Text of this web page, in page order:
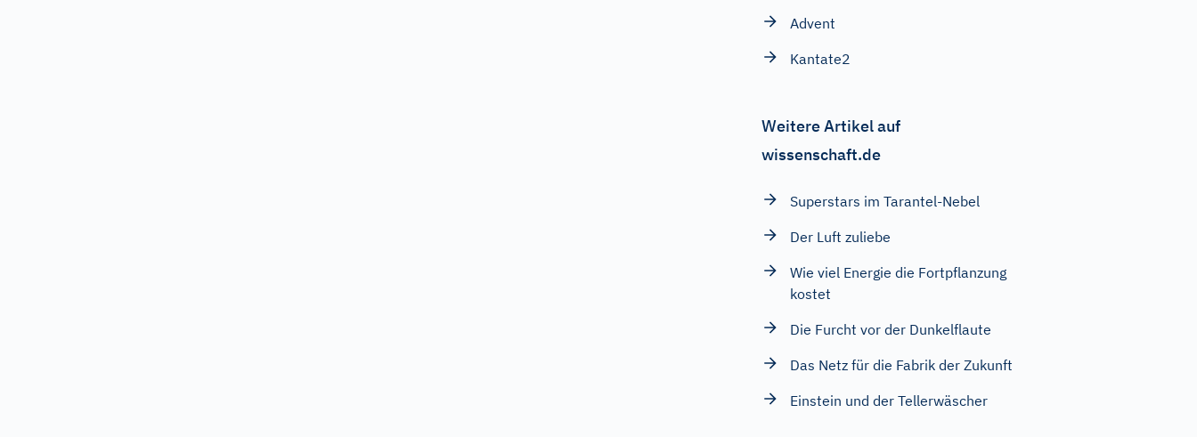
Advent
Kantate2
Weitere Artikel auf
wissenschaft.de
Superstars im Tarantel-Nebel
Der Luft zuliebe
Wie viel Energie die Fortpflanzung
kostet
Die Furcht vor der Dunkelflaute
Das Netz für die Fabrik der Zukunft
Einstein und der Tellerwäscher